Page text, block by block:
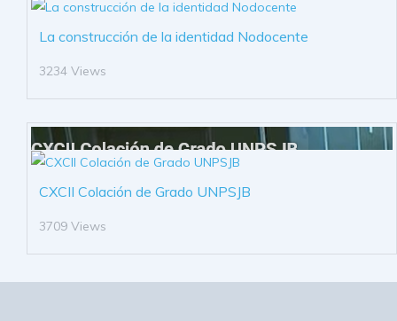
La construcción de la identidad Nodocente
3234 Views
CXCII Colación de Grado UNPSJB
3709 Views